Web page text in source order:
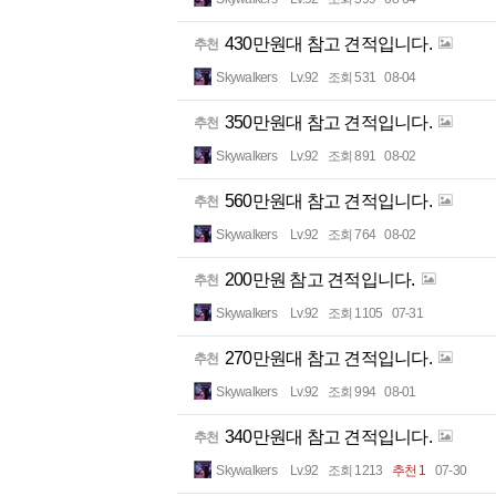
추천 430만원대 참고 견적입니다.
Skywalkers Lv.92 조회 531 08-04
추천 350만원대 참고 견적입니다.
Skywalkers Lv.92 조회 891 08-02
추천 560만원대 참고 견적입니다.
Skywalkers Lv.92 조회 764 08-02
추천 200만원 참고 견적입니다.
Skywalkers Lv.92 조회 1105 07-31
추천 270만원대 참고 견적입니다.
Skywalkers Lv.92 조회 994 08-01
추천 340만원대 참고 견적입니다.
Skywalkers Lv.92 조회 1213 추천 1 07-30